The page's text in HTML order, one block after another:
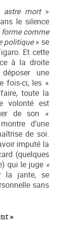
astre mort»
le silence
forme comme
politique» se
Et cette
à la droite
une
fois-ci, les «
toute la
volonté est
de son «
d’une
de soi.
imputé la
(quelques
qui le juge «
la jante, se
sans
»